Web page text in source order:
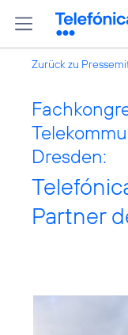
Zurück zu
Dresden:
Partner